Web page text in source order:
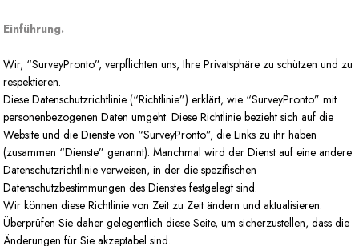
Einführung.
Wir, “SurveyPronto”, verpflichten uns, Ihre Privatsphäre zu schützen und zu
respektieren.
Diese Datenschutzrichtlinie (“Richtlinie”) erklärt, wie “SurveyPronto” mit
personenbezogenen Daten umgeht. Diese Richtlinie bezieht sich auf die
Website und die Dienste von “SurveyPronto”, die Links zu ihr haben
(zusammen “Dienste” genannt). Manchmal wird der Dienst auf eine andere
Datenschutzrichtlinie verweisen, in der die spezifischen
Datenschutzbestimmungen des Dienstes festgelegt sind.
Wir können diese Richtlinie von Zeit zu Zeit ändern und aktualisieren.
Überprüfen Sie daher gelegentlich diese Seite, um sicherzustellen, dass die
Änderungen für Sie akzeptabel sind.